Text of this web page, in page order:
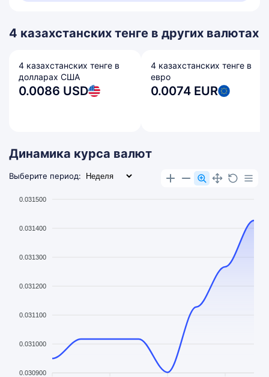
4 казахстанских тенге в других валютах
4 казахстанских тенге в
долларах США
0.0086 USD
4 казахстанских тенге в
евро
0.0074 EUR
Динамика курса валют
Выберите период:
0.031500
0.031400
0.031300
0.031200
0.031100
0.031000
0.030900